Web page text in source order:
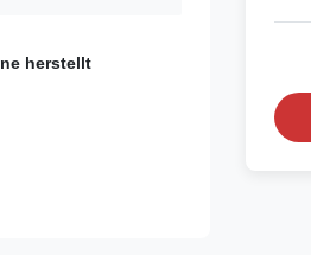
herstellt